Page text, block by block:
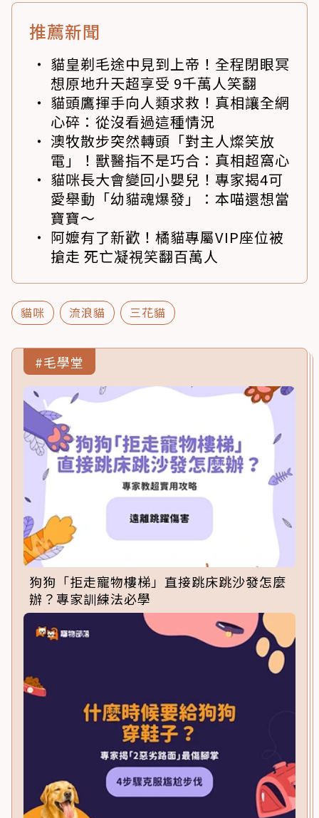
推薦新聞
貓皇剃毛途中見到上帝！全程閉眼冥
想原地升天超享受 9千萬人笑翻
貓頭鷹揮手向人類求救！真相讓全網
心碎：從沒看過這種情況
澳牧散步突然轉頭「對主人燦笑放
電」！獸醫指不是巧合：真相超窩心
貓咪長大會變回小嬰兒！專家揭4可
愛舉動「幼貓魂爆發」：本喵還想當
寶寶～
阿嬤有了新歡！橘貓專屬VIP座位被
搶走 死亡凝視笑翻百萬人
貓咪 流浪貓 三花貓
#毛學堂
狗狗「拒走寵物樓梯」直接跳床跳沙發怎麼
辦？專家訓練法必學